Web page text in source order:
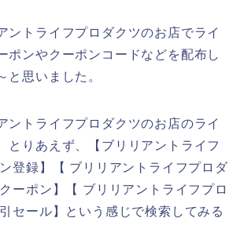
ントライフプロダクツのお店でライ
ポンやクーポンコードなどを配布し
と思いました。
ントライフプロダクツのお店のライ
とりあえず、【ブリリアントライフ
登録】【 ブリリアントライフプロダ
ーポン】【 ブリリアントライフプロ
セール】という感じで検索してみる